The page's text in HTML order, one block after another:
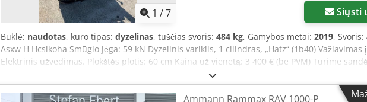
1 /7 Siųsti
Būklė: naudotas, kuro tipas: dyzelinas, tuščias svoris: 484 kg, Gamybos metai: 2019,
Asxw H Hcsikoha Smūgio jėga: 59 kN Dyzelinis variklis, 1 cilindras, „Hatz“ (1b40) Važiavimas
Elektrinis užvedimas. Plokštės plotis: 60 cm Kaina už vienetą: 3 400 € (be PVM) Turime
Ammann Rammax RAV 1000-P